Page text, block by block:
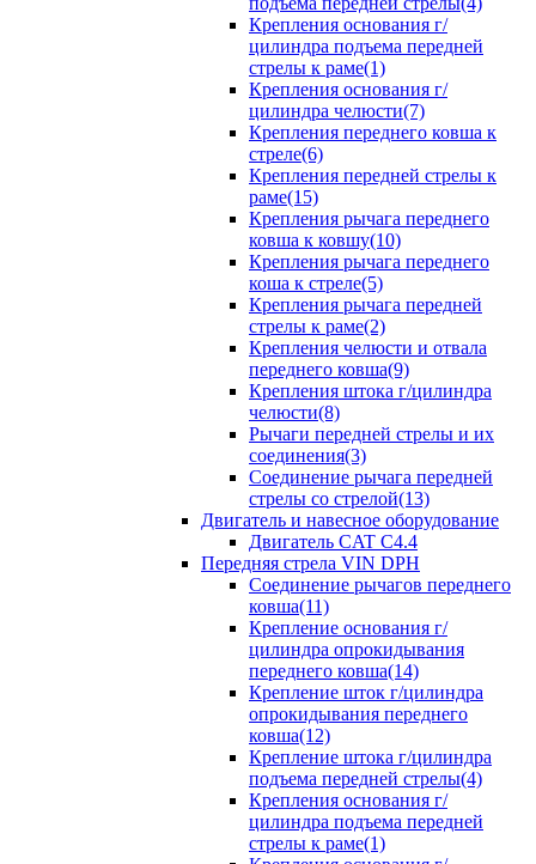
Крепления основания г/
цилиндра подъема передней
стрелы к раме(1)
Крепления основания г/
цилиндра челюсти(7)
Крепления переднего ковша к
стреле(6)
Крепления передней стрелы к
раме(15)
Крепления рычага переднего
ковша к ковшу(10)
Крепления рычага переднего
коша к стреле(5)
Крепления рычага передней
стрелы к раме(2)
Крепления челюсти и отвала
переднего ковша(9)
Крепления штока г/цилиндра
челюсти(8)
Рычаги передней стрелы и их
соединения(3)
Соединение рычага передней
стрелы со стрелой(13)
Двигатель и навесное оборудование
Двигатель CAT C4.4
Передняя стрела VIN DPH
Cоединение рычагов переднего
ковша(11)
Крепление основания г/
цилиндра опрокидывания
переднего ковша(14)
Крепление шток г/цилиндра
опрокидывания переднего
ковша(12)
Крепление штока г/цилиндра
подъема передней стрелы(4)
Крепления основания г/
цилиндра подъема передней
стрелы к раме(1)